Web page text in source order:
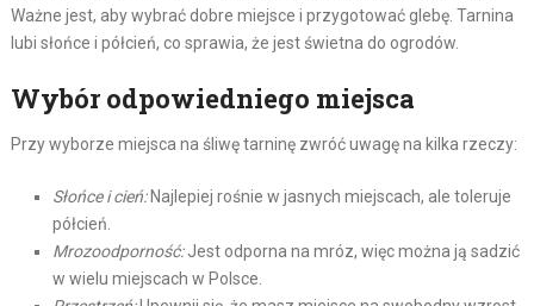
Ważne jest, aby wybrać dobre miejsce i przygotować glebę. Tarnina
lubi słońce i półcień, co sprawia, że jest świetna do ogrodów.
Wybór odpowiedniego miejsca
Przy wyborze miejsca na śliwę tarninę zwróć uwagę na kilka rzeczy:
Słońce i cień:Najlepiej rośnie w jasnych miejscach, ale toleruje
półcień.
Mrozoodporność:Jest odporna na mróz, więc można ją sadzić
w wielu miejscach w Polsce.